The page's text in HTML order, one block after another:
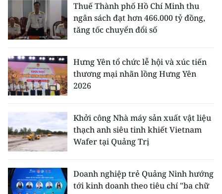
Thuế Thành phố Hồ Chí Minh thu
ngân sách đạt hơn 466.000 tỷ đồng,
tăng tốc chuyển đổi số
Hưng Yên tổ chức lễ hội và xúc tiến
thương mại nhãn lồng Hưng Yên
2026
Khởi công Nhà máy sản xuất vật liệu
thạch anh siêu tinh khiết Vietnam
Wafer tại Quảng Trị
Doanh nghiệp trẻ Quảng Ninh hướng
tới kinh doanh theo tiêu chí "ba chữ